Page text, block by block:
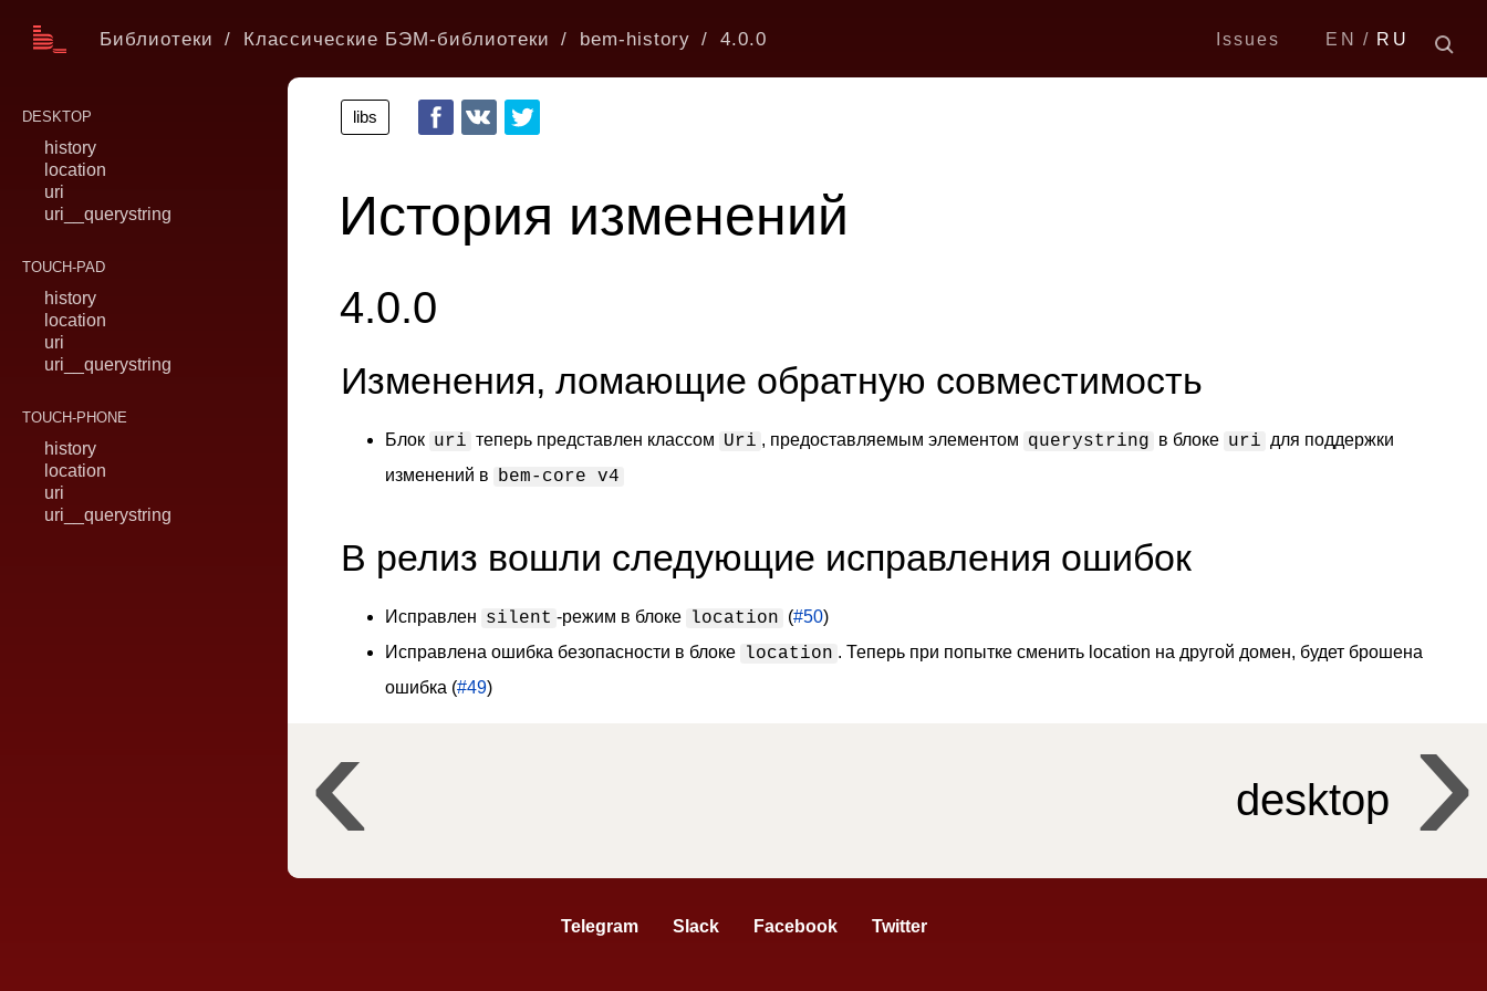
EN RU
Issues
Библиотеки Классические БЭМ-библиотеки bem-history 4.0.0
DESKTOP
history
location
uri
uri__querystring
TOUCH-PAD
history
location
uri
uri__querystring
TOUCH-PHONE
history
location
uri
uri__querystring
История изменений
4.0.0
Изменения, ломающие обратную совместимость
Блок uri теперь представлен классом Uri , предоставляемым элементом querystring в блоке uri для поддержки
изменений в bem-core v4
В релиз вошли следующие исправления ошибок
Исправлен silent -режим в блоке location (#50)
Исправлена ошибка безопасности в блоке location . Теперь при попытке сменить location на другой домен, будет брошена
ошибка (#49)
desktop
libs
Telegram Slack Facebook Twitter